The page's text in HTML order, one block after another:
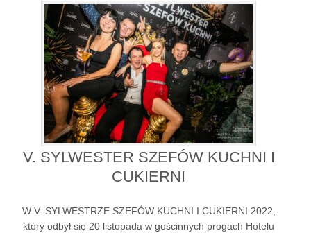
V. SYLWESTER SZEFÓW KUCHNI I
CUKIERNI
W V. SYLWESTRZE SZEFÓW KUCHNI I CUKIERNI 2022,
który odbył się 20 listopada w gościnnych progach Hotelu